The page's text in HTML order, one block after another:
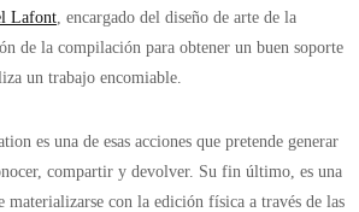
Lafont, encargado del diseño de arte de la
de la compilación para obtener un buen soporte
un trabajo encomiable.
es una de esas acciones que pretende generar
compartir y devolver. Su fin último, es una
materializarse con la edición física a través de las